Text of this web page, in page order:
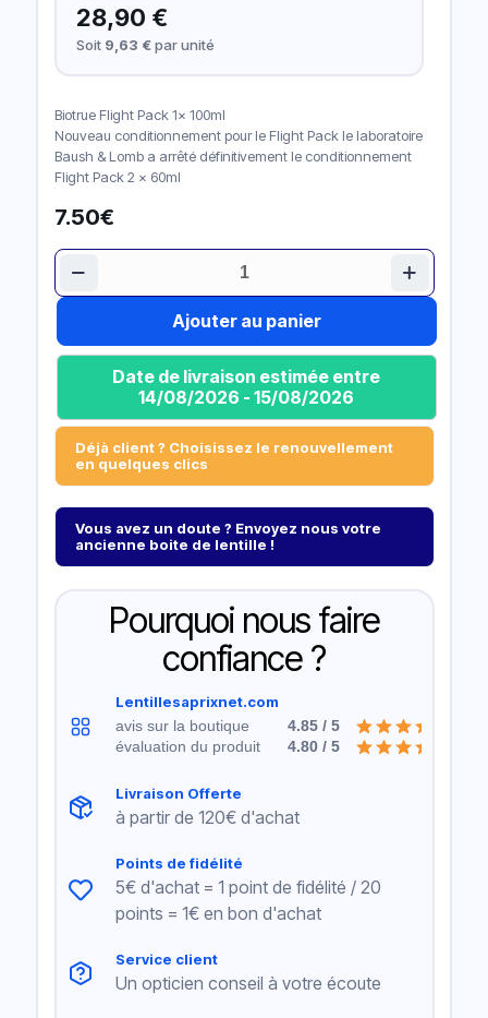
28,90 €
Soit 9,63 €par unité
Biotrue Flight Pack 1x 100ml
Nouveau conditionnement pour le Flight Pack le laboratoire
Baush & Lomb a arrêté définitivement le conditionnement
Flight Pack 2 x 60ml
7.50€
quantité
Biotrue
Ajouter au panier
Date de livraison estimée entre
14/08/2026 - 15/08/2026
Déjà client ? Choisissez le renouvellement
en quelques clics
Vous avez un doute ? Envoyez nous votre
ancienne boite de lentille !
Pourquoi nous faire
confiance ?
Lentillesaprixnet.com
avis sur la boutique
4.85 / 5
évaluation du produit
4.80 / 5
Livraison Offerte
à partir de 120€ d'achat
Points de fidélité
5€ d'achat = 1 point de fidélité / 20
points = 1€ en bon d'achat
Service client
Un opticien conseil à votre écoute